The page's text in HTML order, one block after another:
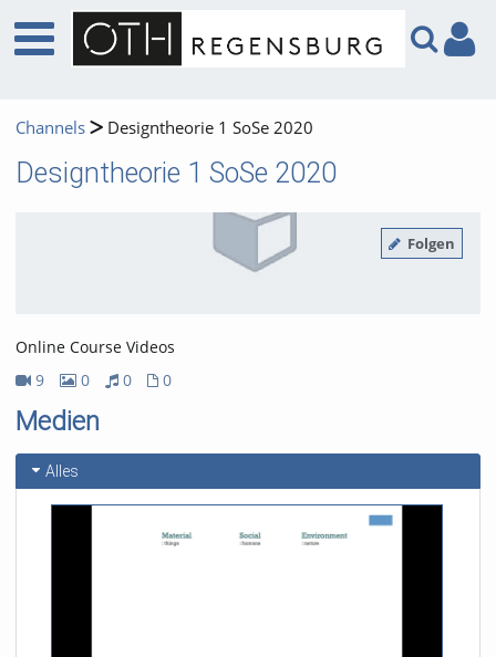
Channels Designtheorie 1 SoSe 2020
Designtheorie 1 SoSe 2020
Folgen
Online Course Videos
9
0
0
0
Medien
Alles